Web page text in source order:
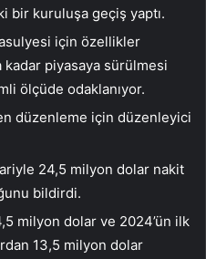
bir kuruluşa geçiş yaptı.
için özellikler
piyasaya sürülmesi
ölçüde odaklanıyor.
düzenleme için düzenleyici
24,5 milyon dolar nakit
bildirdi.
milyon dolar ve 2024’ün ilk
13,5 milyon dolar